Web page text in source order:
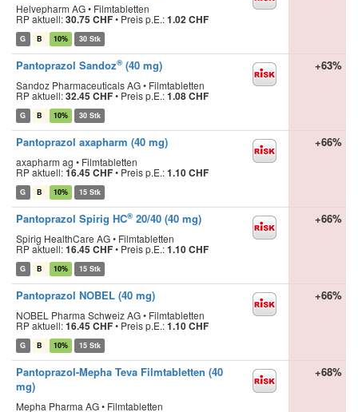
Helvepharm AG • Filmtabletten
RP aktuell:30.75 CHF• Preis p.E.:1.02 CHF
G B 10% 30 Stk
Pantoprazol Sandoz® (40 mg)
Sandoz Pharmaceuticals AG • Filmtabletten
RP aktuell:32.45 CHF• Preis p.E.:1.08 CHF
G B 10% 30 Stk
+63%
Pantoprazol axapharm (40 mg)
axapharm ag • Filmtabletten
RP aktuell:16.45 CHF• Preis p.E.:1.10 CHF
G B 10% 15 Stk
+66%
Pantoprazol Spirig HC® 20/40 (40 mg)
Spirig HealthCare AG • Filmtabletten
RP aktuell:16.45 CHF• Preis p.E.:1.10 CHF
G B 10% 15 Stk
+66%
Pantoprazol NOBEL (40 mg)
NOBEL Pharma Schweiz AG • Filmtabletten
RP aktuell:16.45 CHF• Preis p.E.:1.10 CHF
G B 10% 15 Stk
+66%
Pantoprazol-Mepha Teva Filmtabletten (40
mg)
Mepha Pharma AG • Filmtabletten
+68%